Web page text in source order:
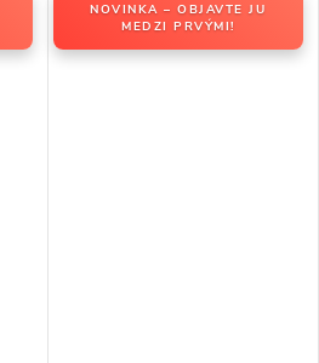
NOVINKA – OBJAVTE JU
MEDZI PRVÝMI!